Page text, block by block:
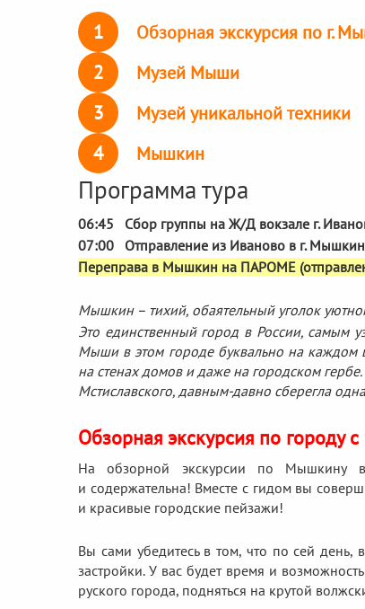
1 Обзорная экскурсия по г.
2 Музей Мыши
3 Музей уникальной техники
4 Мышкин
Программа тура
06:45 Сбор группы на Ж/Д вокзале г.
07:00 Отправление из Иваново в г.
Переправа в Мышкин на ПАРОМЕ
Мышкин – тихий, обаятельный уголок
Это единственный город в России, самым
Мыши в этом городе буквально на каждом
на стенах домов и даже на городском
Мстиславского, давным-давно сберегла
Обзорная экскурсия по городу
На обзорной экскурсии по Мышкину
и содержательна! Вместе с гидом вы
и красивые городские пейзажи!
Вы сами убедитесь в том, что по сей день,
застройки. У вас будет время и
руского города, подняться на крутой